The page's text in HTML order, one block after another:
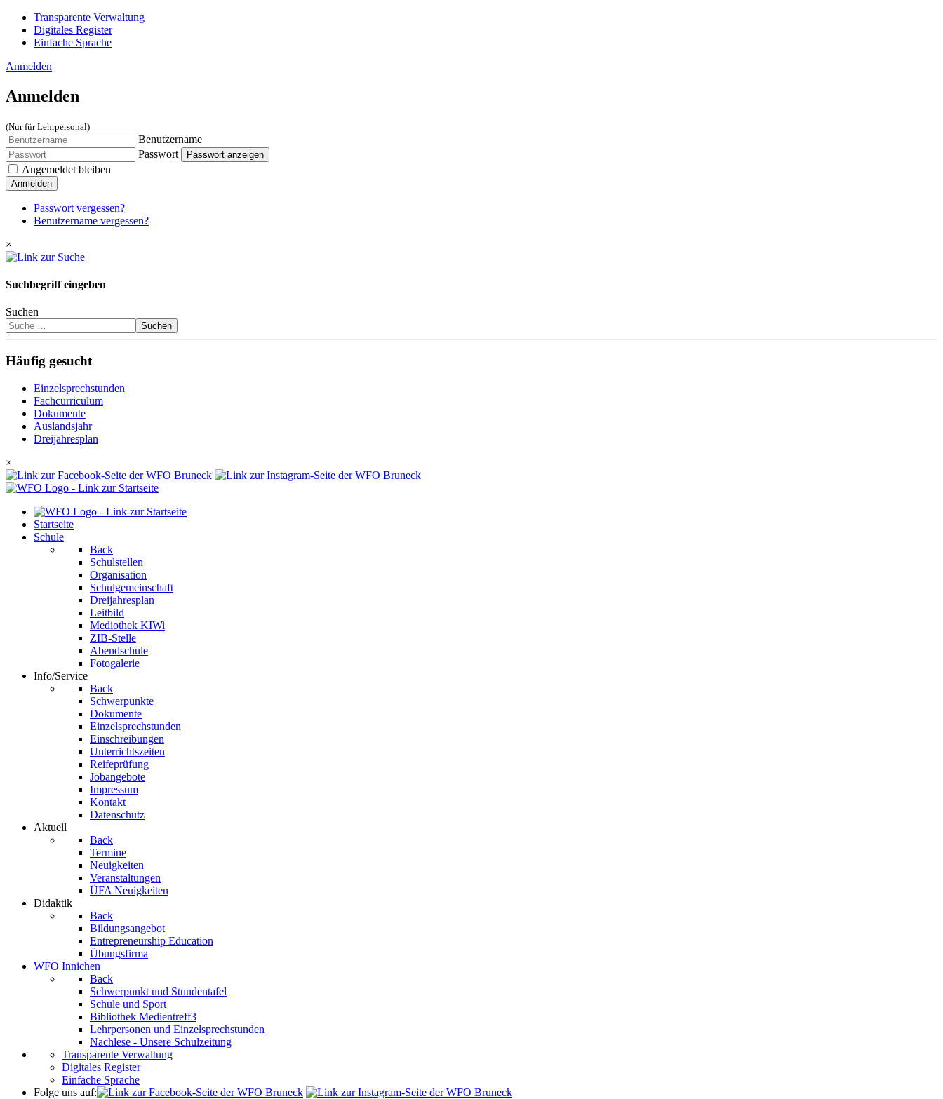
Transparente Verwaltung
Digitales Register
Einfache Sprache
Anmelden
Anmelden
(Nur für Lehrpersonal)
Benutzername
Passwort
Passwort anzeigen
Angemeldet bleiben
Anmelden
Passwort vergessen?
Benutzername vergessen?
×
Suchbegriff eingeben
Suchen
Suchen
Häufig gesucht
Einzelsprechstunden
Fachcurriculum
Dokumente
Auslandsjahr
Dreijahresplan
×
Startseite
Schule
Back
Schulstellen
Organisation
Schulgemeinschaft
Dreijahresplan
Leitbild
Mediothek KIWi
ZIB-Stelle
Abendschule
Fotogalerie
Info/Service
Back
Schwerpunkte
Dokumente
Einzelsprechstunden
Einschreibungen
Unterrichtszeiten
Reifeprüfung
Jobangebote
Impressum
Kontakt
Datenschutz
Aktuell
Back
Termine
Neuigkeiten
Veranstaltungen
ÜFA Neuigkeiten
Didaktik
Back
Bildungsangebot
Entrepreneurship Education
Übungsfirma
WFO Innichen
Back
Schwerpunkt und Stundentafel
Schule und Sport
Bibliothek Medientreff3
Lehrpersonen und Einzelsprechstunden
Nachlese - Unsere Schulzeitung
Transparente Verwaltung
Digitales Register
Einfache Sprache
Folge uns auf: